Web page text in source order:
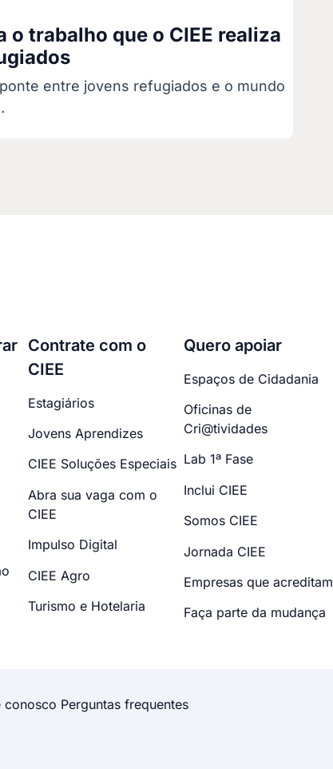
o trabalho que o CIEE realiza
ponte entre jovens refugiados e o mundo
Contrate com o
CIEE
Estagiários
Jovens Aprendizes
CIEE Soluções Especiais
Abra sua vaga com o
CIEE
Impulso Digital
CIEE Agro
Turismo e Hotelaria
Quero apoiar
Espaços de Cidadania
Oficinas de
Cri@tividades
Lab 1ª Fase
Inclui CIEE
Somos CIEE
Jornada CIEE
Empresas que acreditam
Faça parte da mudança
conosco Perguntas frequentes